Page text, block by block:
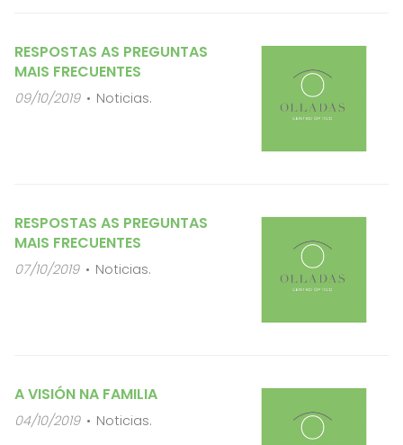
RESPOSTAS AS PREGUNTAS
MAIS FRECUENTES
09/10/2019 Noticias.
RESPOSTAS AS PREGUNTAS
MAIS FRECUENTES
07/10/2019 Noticias.
A VISIÓN NA FAMILIA
04/10/2019 Noticias.